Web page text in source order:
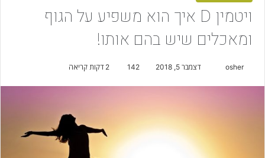
ויטמין D איך הוא משפיע על הגוף
ומאכלים שיש בהם אותו!
osher דצמבר 5, 2018 142